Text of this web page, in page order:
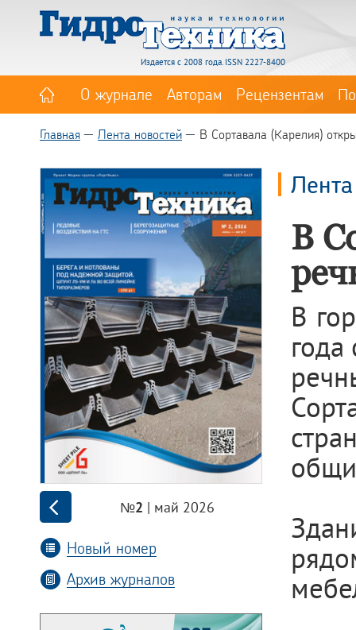
Издается с 2008 года. ISSN 2227-8400
О журнале Авторам Рецензентам
Главная Лента новостей В Сортавала (Карелия)
№2 | май 2026
Новый номер
Архив журналов
В
В